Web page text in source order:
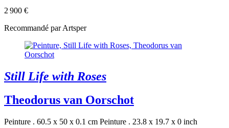
2 900 €
Recommandé par Artsper
Still Life with Roses
Theodorus van Oorschot
Peinture . 60.5 x 50 x 0.1 cm Peinture . 23.8 x 19.7 x 0 inch